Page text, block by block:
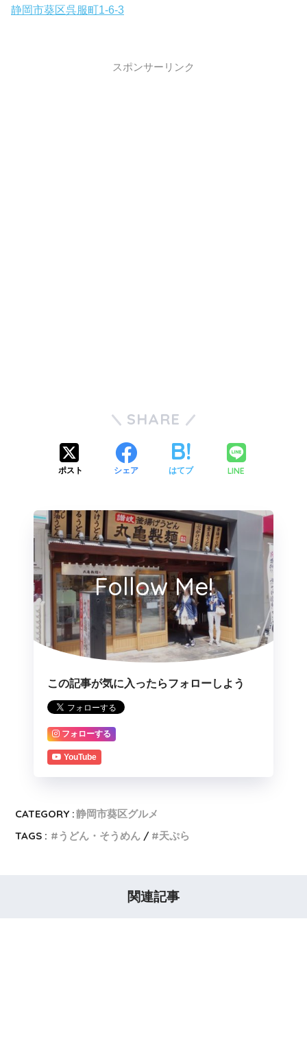
静岡市葵区呉服町1-6-3
スポンサーリンク
SHARE
ポスト シェア はてブ LINE
Follow Me!
この記事が気に入ったらフォローしよう
フォローする
YouTube
CATEGORY :静岡市葵区グルメ
TAGS :
うどん・そうめん 天ぷら
関連記事